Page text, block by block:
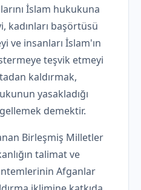
İslam hukukuna
kadınları başörtüsü
ve insanları İslam'ın
teşvik etmeyi
kaldırmak,
yasakladığı
demektir.
Birleşmiş Milletler
talimat ve
Afganlar